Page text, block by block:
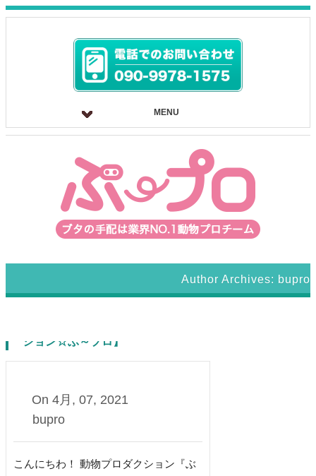
MENU
Author Archives: bupro
ション☆ぶ～プロ】
On 4月, 07, 2021
bupro
こんにちわ！ 動物プロダクション『ぶ